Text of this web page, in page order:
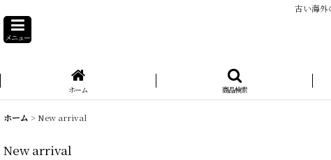
古い海外
メニュー
ホーム 商品検索
ホーム > New arrival
New arrival